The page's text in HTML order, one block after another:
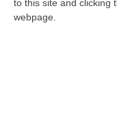
to this site and clicking
webpage.